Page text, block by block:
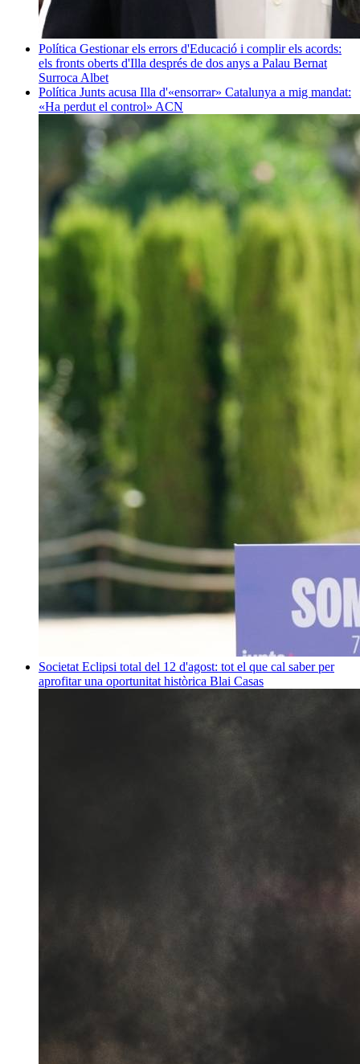
Política Gestionar els errors d'Educació i complir els acords:
els fronts oberts d'Illa després de dos anys a Palau Bernat
Surroca Albet
Política Junts acusa Illa d'«ensorrar» Catalunya a mig mandat:
«Ha perdut el control» ACN
Societat Eclipsi total del 12 d'agost: tot el que cal saber per
aprofitar una oportunitat històrica Blai Casas